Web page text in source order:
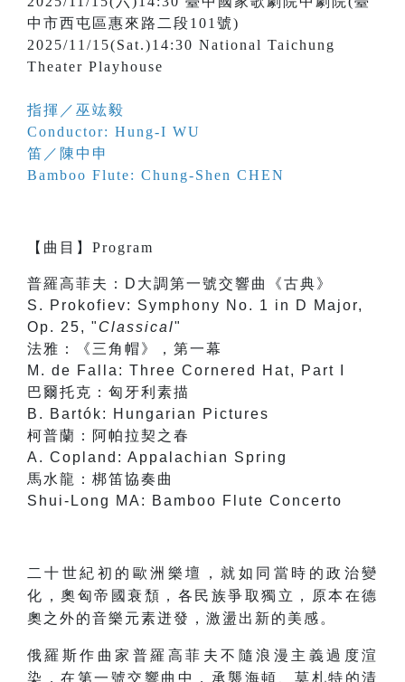
中市西屯區惠來路二段101號)
2025/11/15(Sat.)14:30 National Taichung
Theater Playhouse
指揮／巫竑毅
Conductor: Hung-I WU
笛／陳中申
Bamboo Flute: Chung-Shen CHEN
【 曲目 】 Program
普羅高菲夫：D大調第一號交響曲《古典》
S. Prokofiev: Symphony No. 1 in D Major,
Op. 25, " Classical"
法雅：《三角帽》，第一幕
M. de Falla: Three Cornered Hat, Part I
巴爾托克：匈牙利素描
B. Bartók: Hungarian Pictures
柯普蘭：阿帕拉契之春
A. Copland: Appalachian Spring
馬水龍：梆笛協奏曲
Shui-Long MA: Bamboo Flute Concerto
二十世紀初的歐洲樂壇，就如同當時的政治變
化，奧匈帝國衰頹，各民族爭取獨立，原本在德
奧之外的音樂元素迸發，激盪出新的美感。
俄羅斯作曲家普羅高菲夫不隨浪漫主義過度渲
染，在第一號交響曲中，承襲海頓、莫札特的清